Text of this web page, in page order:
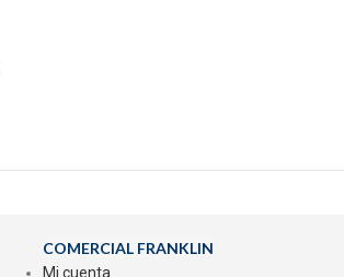
COMERCIAL FRANKLIN
Mi cuenta